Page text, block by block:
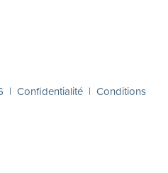
| Confidentialité | Conditions